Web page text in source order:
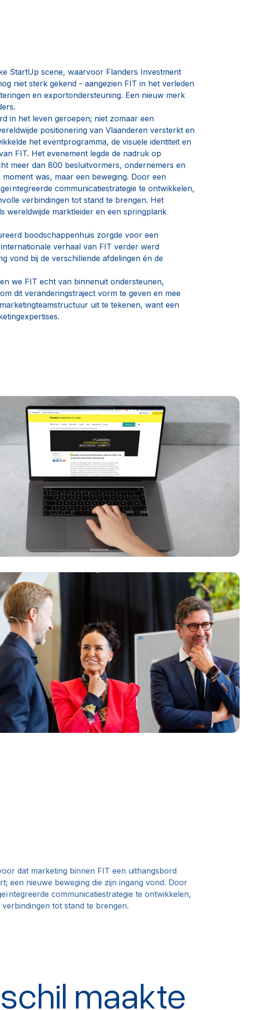
StartUp scene, waarvoor Flanders Investment
niet sterk gekend - aangezien FIT in het verleden
en exportondersteuning. Een nieuw merk
in het leven geroepen; niet zomaar een
positionering van Vlaanderen versterkt en
het eventprogramma, de visuele identiteit en
FIT. Het evenement legde de nadruk op
meer dan 800 besluitvormers, ondernemers en
was, maar een beweging. Door een
communicatiestrategie te ontwikkelen,
verbindingen tot stand te brengen. Het
wereldwijde marktleider en een springplank
boodschappenhuis zorgde voor een
verhaal van FIT verder werd
vond bij de verschillende afdelingen én de
we FIT echt van binnenuit ondersteunen,
dit veranderingstraject vorm te geven en mee
uit te tekenen, want een
dat marketing binnen FIT een uithangsbord
een nieuwe beweging die zijn ingang vond. Door
communicatiestrategie te ontwikkelen,
tot stand te brengen.
maakte